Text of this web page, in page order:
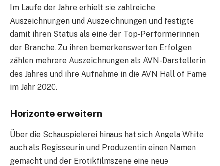
Im Laufe der Jahre erhielt sie zahlreiche
Auszeichnungen und Auszeichnungen und festigte
damit ihren Status als eine der Top-Performerinnen
der Branche. Zu ihren bemerkenswerten Erfolgen
zählen mehrere Auszeichnungen als AVN-Darstellerin
des Jahres und ihre Aufnahme in die AVN Hall of Fame
im Jahr 2020.
Horizonte erweitern
Über die Schauspielerei hinaus hat sich Angela White
auch als Regisseurin und Produzentin einen Namen
gemacht und der Erotikfilmszene eine neue